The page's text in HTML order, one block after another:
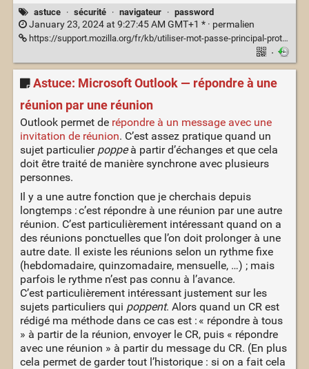
astuce · sécurité · navigateur · password
January 23, 2024 at 9:27:45 AM GMT+1 * · permalien
https://support.mozilla.org/fr/kb/utiliser-mot-passe-principal-proteger-identifiants
·
Astuce: Microsoft Outlook — répondre à une
réunion par une réunion
Outlook permet de répondre à un message avec une
invitation de réunion. C’est assez pratique quand un
sujet particulier poppeà partir d’échanges et que cela
doit être traité de manière synchrone avec plusieurs
personnes.
Il y a une autre fonction que je cherchais depuis
longtemps : c’est répondre à une réunion par une autre
réunion. C’est particulièrement intéressant quand on a
des réunions ponctuelles que l’on doit prolonger à une
autre date. Il existe les réunions selon un rythme fixe
(hebdomadaire, quinzomadaire, mensuelle, …) ; mais
parfois le rythme n’est pas connu à l’avance.
C’est particulièrement intéressant justement sur les
sujets particuliers qui poppent. Alors quand un CR est
rédigé ma méthode dans ce cas est : « répondre à tous
» à partir de la réunion, envoyer le CR, puis « répondre
avec une réunion » à partir du message du CR. (En plus
cela permet de garder tout l’historique : si on a fait cela